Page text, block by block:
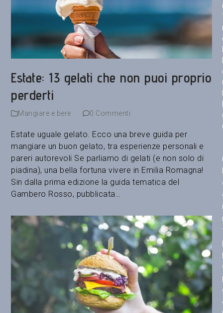
Estate: 13 gelati che non puoi proprio
perderti
Mangiare e bere 0 Commenti
Estate uguale gelato. Ecco una breve guida per
mangiare un buon gelato, tra esperienze personali e
pareri autorevoli Se parliamo di gelati (e non solo di
piadina), una bella fortuna vivere in Emilia Romagna!
Sin dalla prima edizione la guida tematica del
Gambero Rosso, pubblicata…